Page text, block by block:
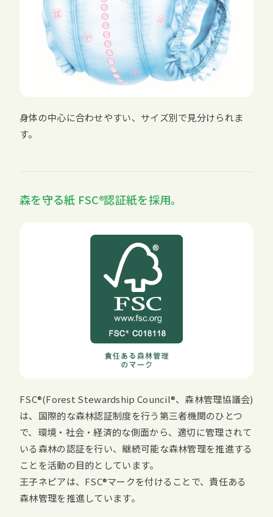
身体の中心に合わせやすい、サイズ別で見分けられま
す。
森を守る紙 FSC 認証紙を採用。
FSC (Forest Stewardship Council 、森林管理協議会)
は、国際的な森林認証制度を行う第三者機関のひとつ
で、環境・社会・経済的な側面から、適切に管理されて
いる森林の認証を行い、継続可能な森林管理を推進する
ことを活動の目的としています。
王子ネピアは、 FSC マークを付けることで、責任ある
森林管理を推進しています。